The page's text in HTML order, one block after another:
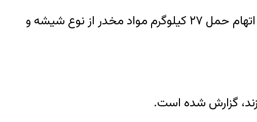
بر اساس این گزارش، دو زندانی مذکور حدود یک سال و ۹ ماه پیش در یک پرونده مشترک به اتهام حمل ۲۷ کیلوگرم مواد مخدر از نوع شیشه و